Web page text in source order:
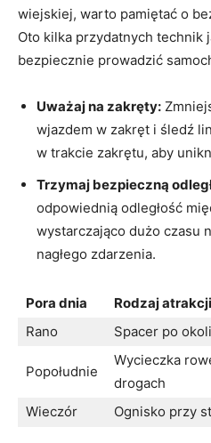
wiejskiej,​ warto pamiętać o
Oto⁣ kilka przydatnych ​technik
⁤bezpiecznie prowadzić
Uważaj na zakręty:
⁤wjazdem w zakręt‍ i śledź
​w trakcie zakrętu, aby
Trzymaj bezpieczną
odpowiednią odległość
wystarczająco dużo czasu
‌nagłego​ zdarzenia.
Pora dnia
Rodzaj atrakcji
Rano
Spacer po
Popołudnie
Wycieczka
drogach
Wieczór
Ognisko ​przy